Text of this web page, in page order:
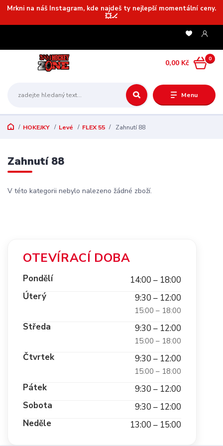
Mrkni na náš Instagram, kde najdeš ty nejlepší momentální ceny.
💥🏒
Menu
0
0,00 Kč
HOKEJKY Levé FLEX 55 Zahnutí 88
Zahnutí 88
V této kategorii nebylo nalezeno žádné zboží.
OTEVÍRACÍ DOBA
Pondělí
14:00 – 18:00
Úterý
9:30 – 12:00
15:00 – 18:00
Středa 9:30 – 12:00
15:00 – 18:00
Čtvrtek 9:30 – 12:00
15:00 – 18:00
Pátek
9:30 – 12:00
Sobota
9:30 – 12:00
Neděle
13:00 – 15:00